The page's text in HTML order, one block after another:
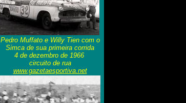
Pedro Muffato e Willy Tien com o
Simca de sua primeira corrida
4 de dezembro de 1966
circuito de rua
www.gazetaesportiva.net